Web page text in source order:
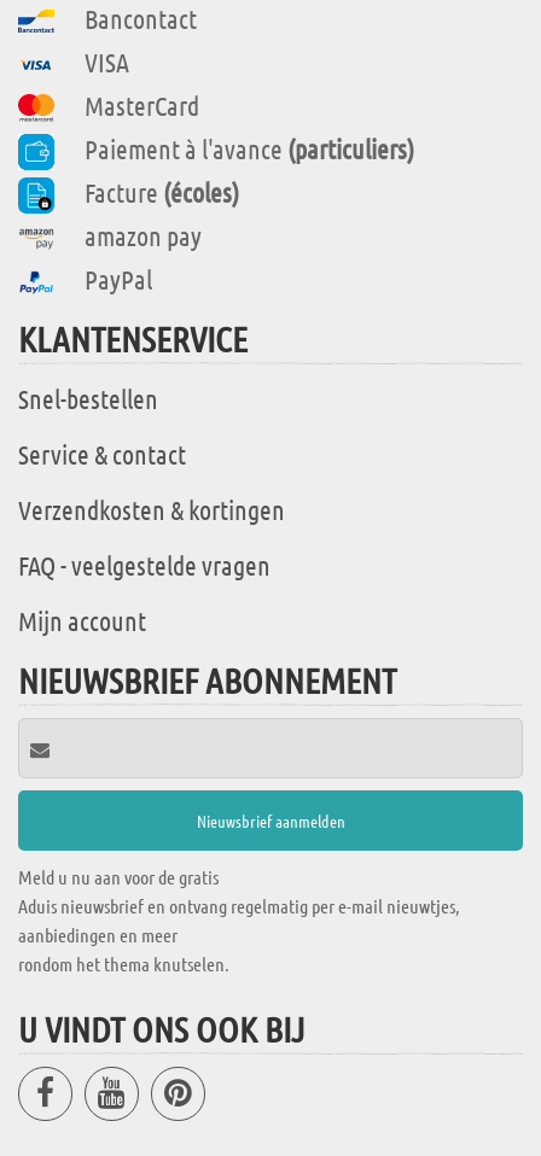
Bancontact
VISA
MasterCard
Paiement à l'avance (particuliers)
Facture (écoles)
amazon pay
PayPal
KLANTENSERVICE
Snel-bestellen
Service & contact
Verzendkosten & kortingen
FAQ - veelgestelde vragen
Mijn account
NIEUWSBRIEF ABONNEMENT
Meld u nu aan voor de gratis
Aduis nieuwsbrief en ontvang regelmatig per e-mail nieuwtjes,
aanbiedingen en meer
rondom het thema knutselen.
U VINDT ONS OOK BIJ